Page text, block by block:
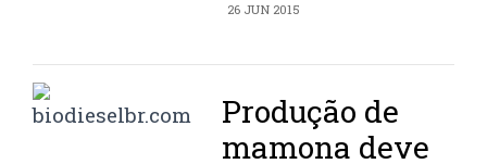
26 JUN 2015
Produção de
mamona deve